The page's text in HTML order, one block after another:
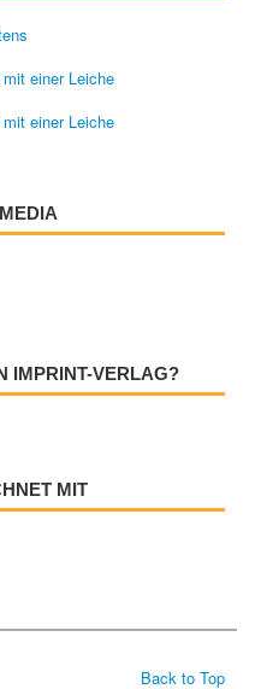
einer Leiche
einer Leiche
IMPRINT-VERLAG?
MIT
Back to Top